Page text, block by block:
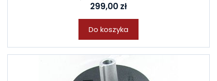
299,00 zł
Do koszyka